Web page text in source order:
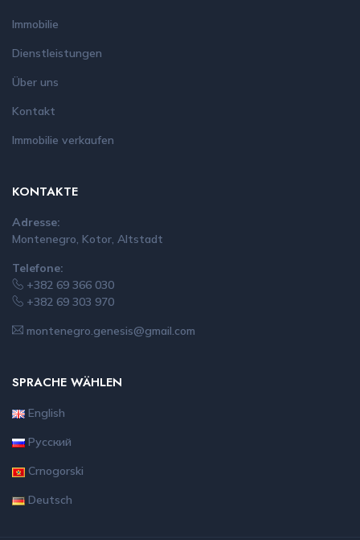
Immobilie
Dienstleistungen
Über uns
Kontakt
Immobilie verkaufen
KONTAKTE
Adresse:
Montenegro, Kotor, Altstadt
Telefone:
+382 69 366 030
+382 69 303 970
montenegro.genesis@gmail.com
SPRACHE WÄHLEN
English
Русский
Crnogorski
Deutsch